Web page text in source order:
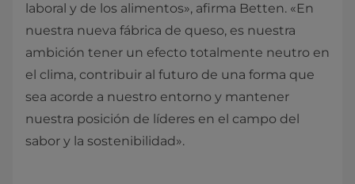
laboral y de los alimentos», afirma Betten. «En
nuestra nueva fábrica de queso, es nuestra
ambición tener un efecto totalmente neutro en
el clima, contribuir al futuro de una forma que
sea acorde a nuestro entorno y mantener
nuestra posición de líderes en el campo del
sabor y la sostenibilidad».​​